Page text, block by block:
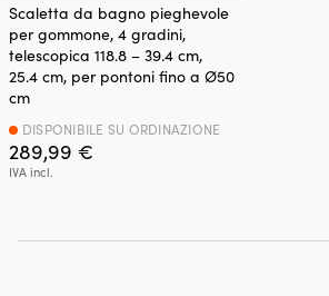
Scaletta da bagno pieghevole
per gommone, 4 gradini,
telescopica 118.8 – 39.4 cm,
25.4 cm, per pontoni fino a Ø50
cm
289,99 €
IVA incl.
DISPONIBILE SU ORDINAZIONE